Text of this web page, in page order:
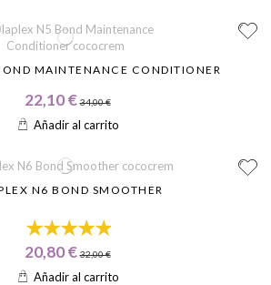
MAINTENANCE CONDITIONER
22,10 € 34,00 €
Añadir al carrito
N6 BOND SMOOTHER
20,80 € 32,00 €
Añadir al carrito